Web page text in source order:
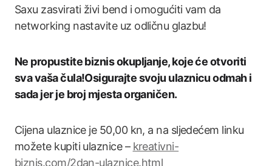
Saxu zasvirati živi bend i omogućiti vam da
networking nastavite uz odličnu glazbu!
Ne propustite biznis okupljanje, koje će otvoriti
sva vaša čula!Osigurajte svoju ulaznicu odmah i
sada jer je broj mjesta organičen.
Cijena ulaznice je 50,00 kn, a na sljedećem linku
možete kupiti ulaznice – kreativni-
biznis.com/2dan-ulaznice.html